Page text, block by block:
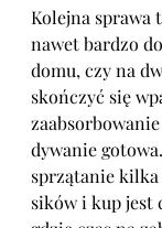
Kolejna sprawa
nawet bardzo
domu, czy na
skończyć się
dywanie
sprzątanie
sików i kup jest